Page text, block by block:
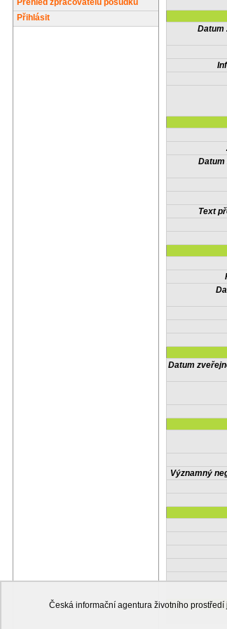
Přehled zpracovatelů posudků
Přihlásit
Datum
Datum
Text
Datum
Významný
Česká informační agentura životního